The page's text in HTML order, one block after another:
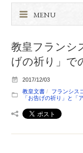
MENU
教皇フランシ
げの祈り」で
2017/12/03
教皇文書
フランシス
「お告げの祈り」と「